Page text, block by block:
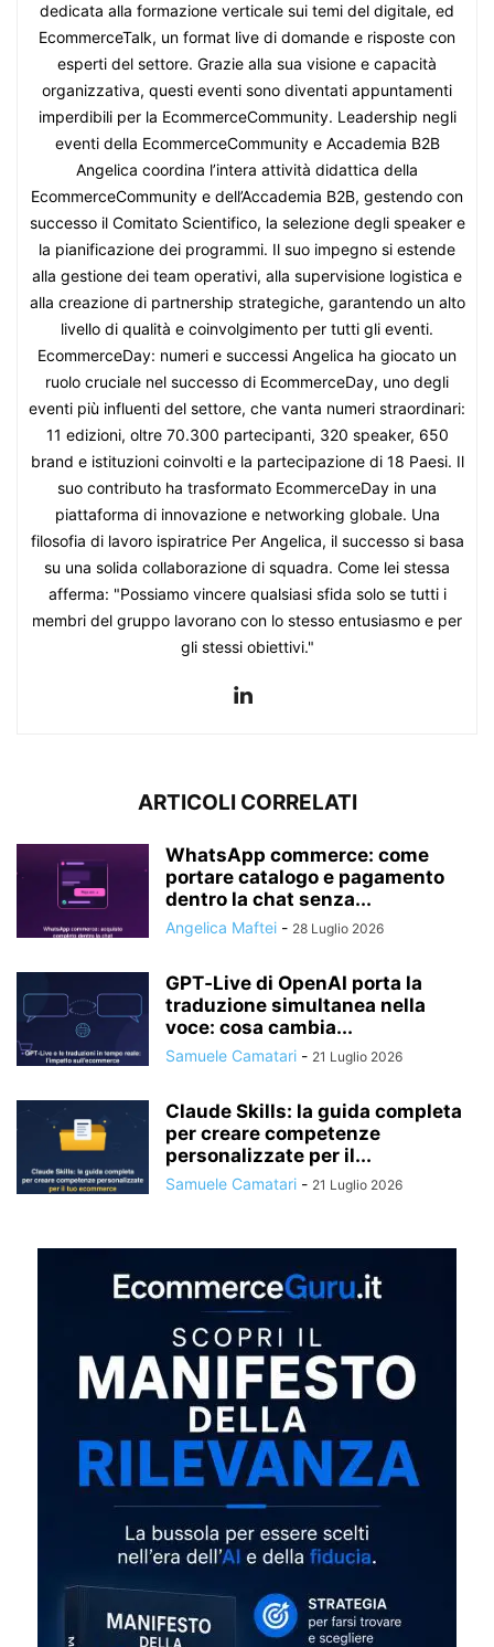
dedicata alla formazione verticale sui temi del digitale, ed
EcommerceTalk, un format live di domande e risposte con
esperti del settore. Grazie alla sua visione e capacità
organizzativa, questi eventi sono diventati appuntamenti
imperdibili per la EcommerceCommunity. Leadership negli
eventi della EcommerceCommunity e Accademia B2B
Angelica coordina l’intera attività didattica della
EcommerceCommunity e dell’Accademia B2B, gestendo con
successo il Comitato Scientifico, la selezione degli speaker e
la pianificazione dei programmi. Il suo impegno si estende
alla gestione dei team operativi, alla supervisione logistica e
alla creazione di partnership strategiche, garantendo un alto
livello di qualità e coinvolgimento per tutti gli eventi.
EcommerceDay: numeri e successi Angelica ha giocato un
ruolo cruciale nel successo di EcommerceDay, uno degli
eventi più influenti del settore, che vanta numeri straordinari:
11 edizioni, oltre 70.300 partecipanti, 320 speaker, 650
brand e istituzioni coinvolti e la partecipazione di 18 Paesi. Il
suo contributo ha trasformato EcommerceDay in una
piattaforma di innovazione e networking globale. Una
filosofia di lavoro ispiratrice Per Angelica, il successo si basa
su una solida collaborazione di squadra. Come lei stessa
afferma: "Possiamo vincere qualsiasi sfida solo se tutti i
membri del gruppo lavorano con lo stesso entusiasmo e per
gli stessi obiettivi."
ARTICOLI CORRELATI
WhatsApp commerce: come
portare catalogo e pagamento
dentro la chat senza...
Angelica Maftei - 28 Luglio 2026
GPT‑Live di OpenAI porta la
traduzione simultanea nella
voce: cosa cambia...
Samuele Camatari - 21 Luglio 2026
Claude Skills: la guida completa
per creare competenze
personalizzate per il...
Samuele Camatari - 21 Luglio 2026